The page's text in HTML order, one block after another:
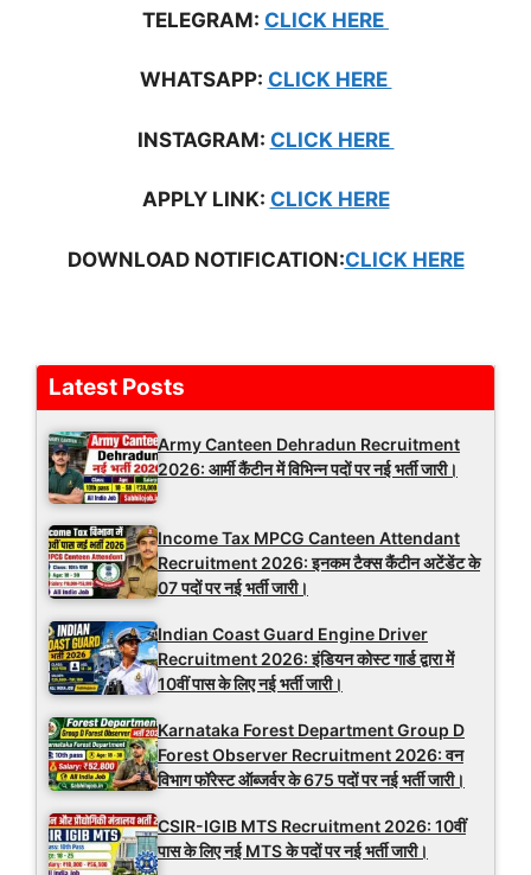
TELEGRAM: CLICK HERE
WHATSAPP: CLICK HERE
INSTAGRAM: CLICK HERE
APPLY LINK: CLICK HERE
DOWNLOAD NOTIFICATION:CLICK HERE
Latest Posts
Army Canteen Dehradun Recruitment
2026: आर्मी कैंटीन में विभिन्न पदों पर नई भर्ती जारी।
Income Tax MPCG Canteen Attendant
Recruitment 2026: इनकम टैक्स कैंटीन अटेंडेंट के
07 पदों पर नई भर्ती जारी।
Indian Coast Guard Engine Driver
Recruitment 2026: इंडियन कोस्ट गार्ड द्वारा में
10वीं पास के लिए नई भर्ती जारी।
Karnataka Forest Department Group D
Forest Observer Recruitment 2026: वन
विभाग फॉरेस्ट ऑब्जर्वर के 675 पदों पर नई भर्ती जारी।
CSIR-IGIB MTS Recruitment 2026: 10वीं
पास के लिए नई MTS के पदों पर नई भर्ती जारी।